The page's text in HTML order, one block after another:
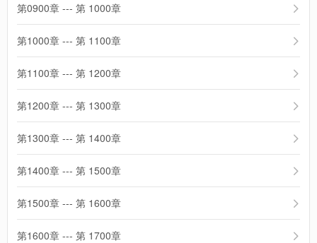
第0900章 --- 第 1000章
第1000章 --- 第 1100章
第1100章 --- 第 1200章
第1200章 --- 第 1300章
第1300章 --- 第 1400章
第1400章 --- 第 1500章
第1500章 --- 第 1600章
第1600章 --- 第 1700章